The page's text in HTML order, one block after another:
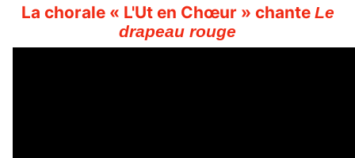
La chorale « L'Ut en Chœur » chante Le
drapeau rouge